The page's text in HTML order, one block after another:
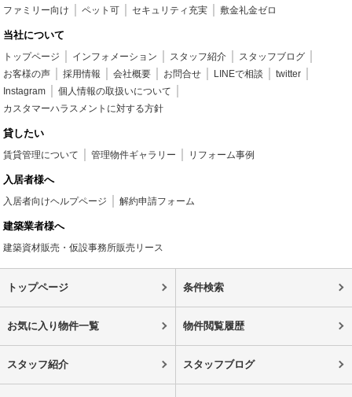
ファミリー向け
ペット可 セキュリティ充実 敷金礼金ゼロ
当社について
トップページ インフォメーション スタッフ紹介
スタッフブログ
お客様の声
採用情報 会社概要 お問合せ LINEで相談
twitter
Instagram
個人情報の取扱いについて
カスタマーハラスメントに対する方針
貸したい
賃貸管理について 管理物件ギャラリー リフォーム事例
入居者様へ
入居者向けヘルプページ 解約申請フォーム
建築業者様へ
建築資材販売・仮設事務所販売リース
トップページ 条件検索
お気に入り物件一覧 物件閲覧履歴
スタッフ紹介 スタッフブログ